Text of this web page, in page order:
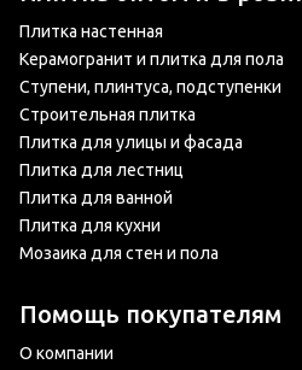
Плитка настенная
Керамогранит и плитка для пола
Ступени, плинтуса, подступенки
Строительная плитка
Плитка для улицы и фасада
Плитка для лестниц
Плитка для ванной
Плитка для кухни
Мозаика для стен и пола
Помощь покупателям
О компании